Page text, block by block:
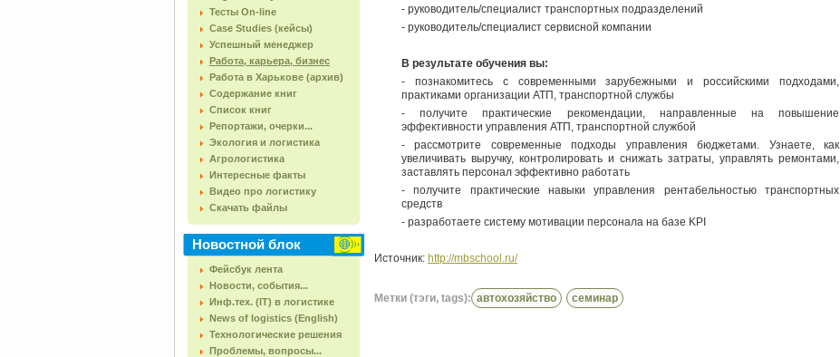
Тесты On-line
Case Studies (кейсы)
Успешный менеджер
Работа, карьера, бизнес
Работа в Харькове (архив)
Содержание книг
Список книг
Репортажи, очерки...
Экология и логистика
Агрологистика
Интересные факты
Видео про логистику
Скачать файлы
Новостной блок
Фейсбук лента
Новости, события...
Инф.тех. (IT) в логистике
News of logistics (English)
Технологические решения
Проблемы, вопросы...
- руководитель/специалист транспортных подразделений
- руководитель/специалист сервисной компании
В результате обучения вы:
- познакомитесь с современными зарубежными и российскими подходами,
практиками организации АТП, транспортной службы
- получите практические рекомендации, направленные на повышение
эффективности управления АТП, транспортной службой
- рассмотрите современные подходы управления бюджетами. Узнаете, как
увеличивать выручку, контролировать и снижать затраты, управлять ремонтами,
заставлять персонал эффективно работать
- получите практические навыки управления рентабельностью транспортных
средств
- разработаете систему мотивации персонала на базе KPI
Источник: http://mbschool.ru/
Метки (тэги, tags): автохозяйство семинар